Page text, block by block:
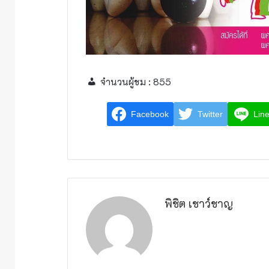
จำนวนผู้ชม : 855
Facebook Twitter Line
พิชิต เชาว์ชาญ